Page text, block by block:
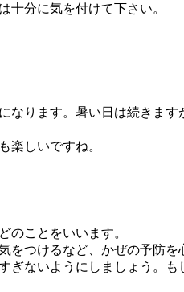
十分に気を付けて下さい。
なります。暑い日は続きま
楽しいですね。
のことをいいます。
をつけるなど、かぜの予防を
ぎないようにしましょう。